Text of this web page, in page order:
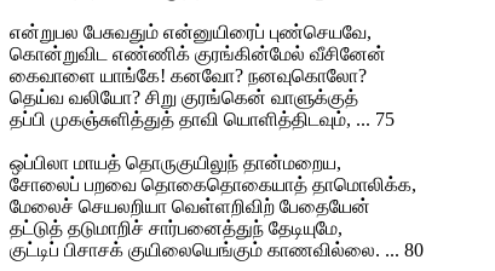
என்றுபல பேசுவதும் என்னுயிரைப் புண்செயவே,
கொன்றுவிட எண்ணிக் குரங்கின்மேல் வீசினேன்
கைவாளை யாங்கே! கனவோ? நனவுகொலோ?
தெய்வ வலியோ? சிறு குரங்கென் வாளுக்குத்
தப்பி முகஞ்சுளித்துத் தாவி யொளித்திடவும், ... 75
ஒப்பிலா மாயத் தொருகுயிலுந் தான்மறைய,
சோலைப் பறவை தொகைதொகையாத் தாமொலிக்க,
மேலைச் செயலறியா வெள்ளறிவிற் பேதையேன்
தட்டுத் தடுமாறிச் சார்பனைத்துந் தேடியுமே,
குட்டிப் பிசாசக் குயிலையெங்கும் காணவில்லை. ... 80